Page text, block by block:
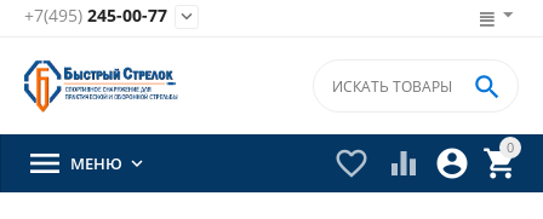
+7(495) 245-00-77 
0


 

 МЕНЮ 